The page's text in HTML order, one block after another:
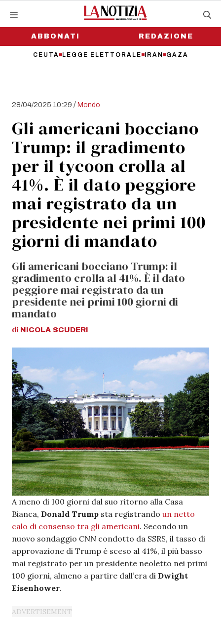
contenutoABBONATI
CEUTA LEGGE ELETTORALE IRAN GAZA
REDAZIONE
28/04/2025 10:29 /Mondo
Gli americani bocciano
Trump: il gradimento
per il tycoon crolla al
41%. È il dato peggiore
mai registrato da un
presidente nei primi 100
giorni di mandato
Gli americani bocciano Trump: il
gradimento crolla al 41%. È il dato
peggiore mai registrato da un
presidente nei primi 100 giorni di
mandato
di NICOLA SCUDERI
A meno di 100 giorni dal suo ritorno alla Casa
Bianca, Donald Trump sta registrando un netto
calo di consenso tra gli americani. Secondo un
nuovo sondaggio CNN condotto da SSRS, il tasso di
approvazione di Trump è sceso al 41%, il più basso
mai registrato per un presidente neoletto nei primi
100 giorni, almeno a partire dall’era di Dwight
Eisenhower.